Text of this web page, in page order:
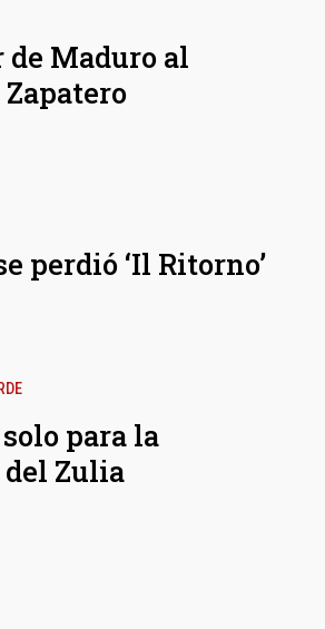
de Maduro al
perdió ‘Il Ritorno’
para la
Zulia